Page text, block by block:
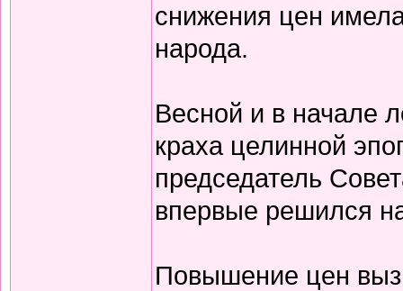
снижения цен
народа.
Весной и в начале
краха целинной
председатель
впервые решился
Повышение цен